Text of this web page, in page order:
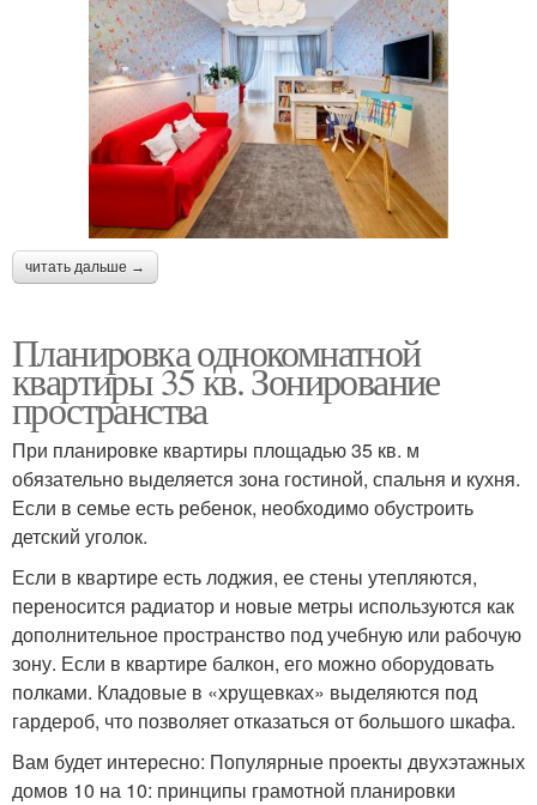
читать дальше →
Планировка однокомнатной
квартиры 35 кв. Зонирование
пространства
При планировке квартиры площадью 35 кв. м
обязательно выделяется зона гостиной, спальня и кухня.
Если в семье есть ребенок, необходимо обустроить
детский уголок.
Если в квартире есть лоджия, ее стены утепляются,
переносится радиатор и новые метры используются как
дополнительное пространство под учебную или рабочую
зону. Если в квартире балкон, его можно оборудовать
полками. Кладовые в «хрущевках» выделяются под
гардероб, что позволяет отказаться от большого шкафа.
Вам будет интересно: Популярные проекты двухэтажных
домов 10 на 10: принципы грамотной планировки